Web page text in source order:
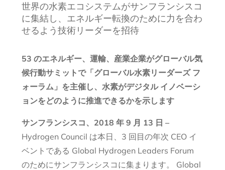
世界の水素エコシステムがサンフランシスコ
に集結し、エネルギー転換のために力を合わ
せるよう技術リーダーを招待
53 のエネルギー、運輸、産業企業がグローバル気
候行動サミットで「グローバル水素リーダーズ フ
ォーラム」を主催し、水素がデジタル イノベーシ
ョンをどのように推進できるかを示します
サンフランシスコ、2018 年 9 月 13 日 –
Hydrogen Council は本日、3 回目の年次 CEO イ
ベントである Global Hydrogen Leaders Forum
のためにサンフランシスコに集まります。 Global